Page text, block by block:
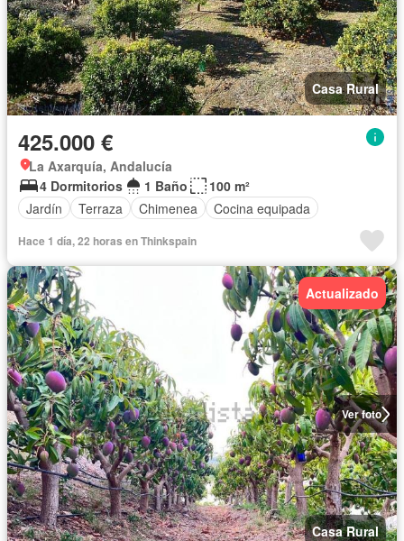
Casa Rural
425.000 €
La Axarquía, Andalucía
4 Dormitorios
1 Baño
100 m²
Jardín
Terraza Chimenea Cocina equipada
Hace 1 día, 22 horas en Thinkspain
Ver foto
Actualizado
Casa Rural